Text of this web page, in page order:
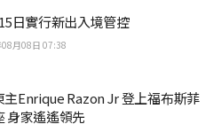
日實行新出入境管控
月08日 07:38
主Enrique Razon Jr 登上福布斯菲
身家遙遙領先